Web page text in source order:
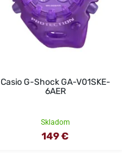
Casio G-Shock GA-V01SKE-
6AER
Skladom
149 €